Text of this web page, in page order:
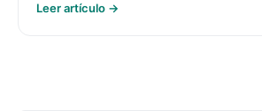
Leer artículo →